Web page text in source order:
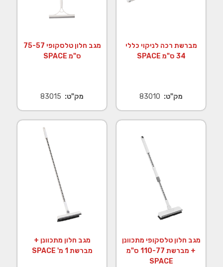
מברשת רכה לניקוי כללי
34 ס"מ SPACE
מק"ט: 83010
מגב חלון טלסקופי 75-57
ס"מ SPACE
מק"ט: 83015
מגב חלון טלסקופי מתכוונן
+ מברשת 110-77 ס"מ
SPACE
מגב חלון מתכוונן +
מברשת 1 מ' SPACE